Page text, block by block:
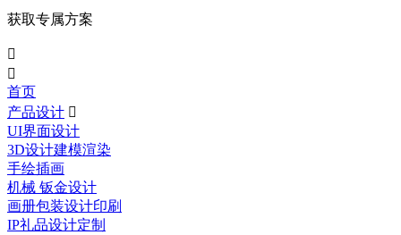
获取专属方案


首页
产品设计 
UI界面设计
3D设计建模渲染
手绘插画
机械 钣金设计
画册包装设计印刷
IP礼品设计定制